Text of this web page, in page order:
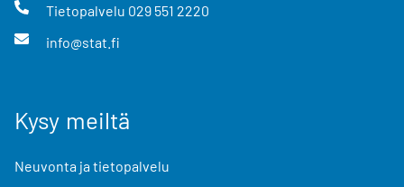
Tietopalvelu 029 551 2220
info@stat.fi
Kysy meiltä
Neuvonta ja tietopalvelu